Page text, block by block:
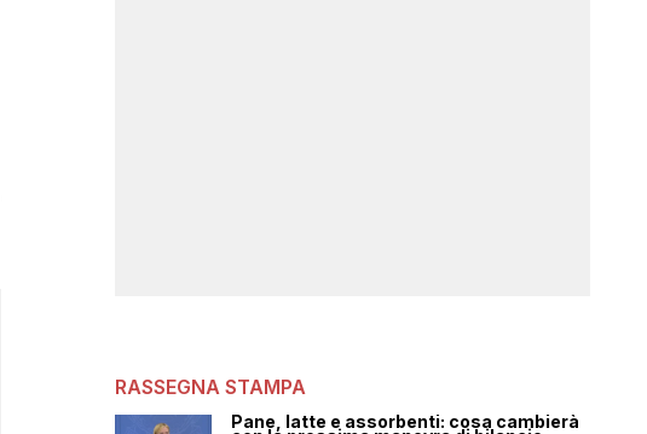
RASSEGNA STAMPA
Pane, latte e assorbenti: cosa cambierà